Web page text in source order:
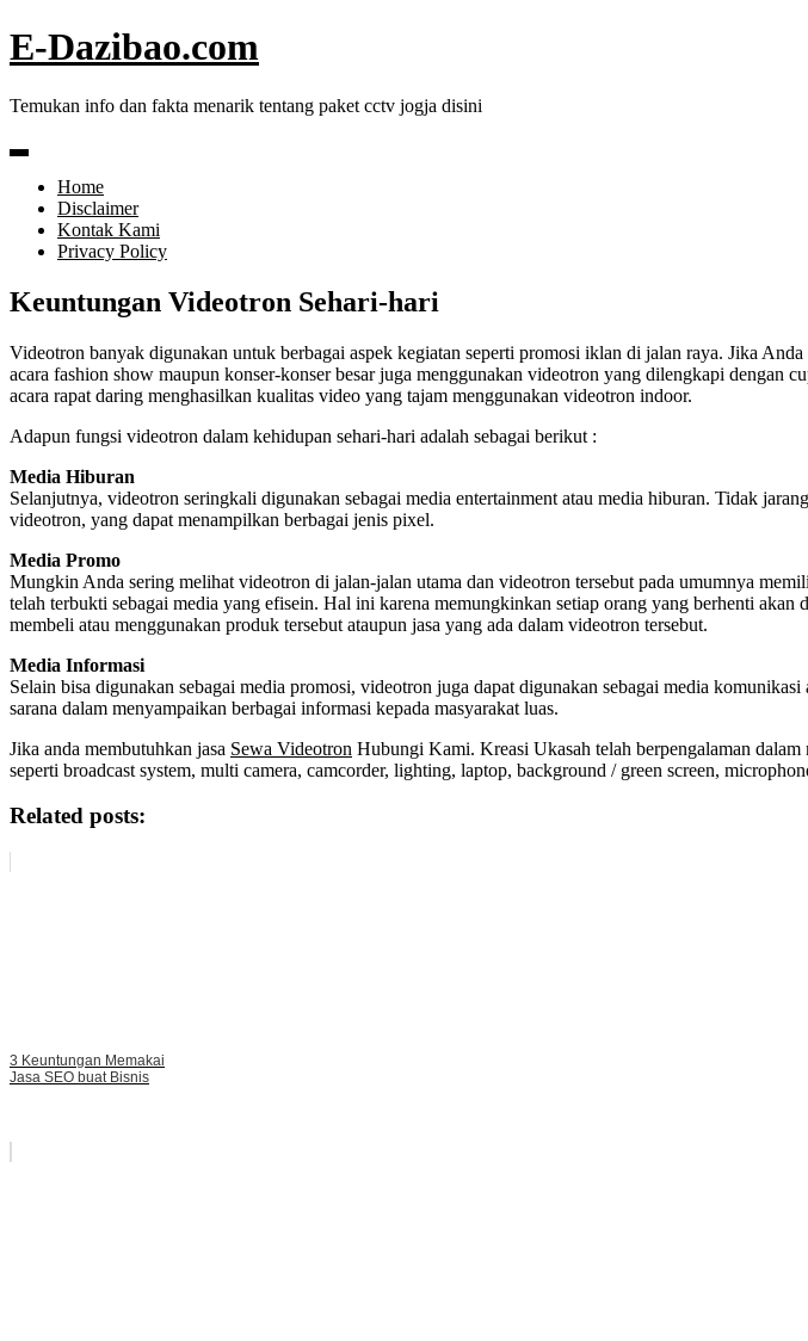
Skip
to
E-Dazibao.com
Temukan info dan fakta menarik tentang paket cctv jogja disini
Home
Disclaimer
Kontak Kami
Privacy Policy
Keuntungan Videotron Sehari-hari
Videotron banyak digunakan untuk berbagai aspek kegiatan seperti promosi iklan di jalan raya. Jika
acara fashion show maupun konser-konser besar juga menggunakan videotron yang dilengkapi dengan
acara rapat daring menghasilkan kualitas video yang tajam menggunakan videotron indoor.
Adapun fungsi videotron dalam kehidupan sehari-hari adalah sebagai berikut :
Media Hiburan
Selanjutnya, videotron seringkali digunakan sebagai media entertainment atau media hiburan. Tidak
videotron, yang dapat menampilkan berbagai jenis pixel.
Media Promo
Mungkin Anda sering melihat videotron di jalan-jalan utama dan videotron tersebut pada umumnya
telah terbukti sebagai media yang efisein. Hal ini karena memungkinkan setiap orang yang berhenti
membeli atau menggunakan produk tersebut ataupun jasa yang ada dalam videotron tersebut.
Media Informasi
Selain bisa digunakan sebagai media promosi, videotron juga dapat digunakan sebagai media
sarana dalam menyampaikan berbagai informasi kepada masyarakat luas.
Jika anda membutuhkan jasa Sewa Videotron Hubungi Kami. Kreasi Ukasah telah berpengalaman
seperti broadcast system, multi camera, camcorder, lighting, laptop, background / green screen,
Related posts:
3 Keuntungan Memakai
Jasa SEO buat Bisnis